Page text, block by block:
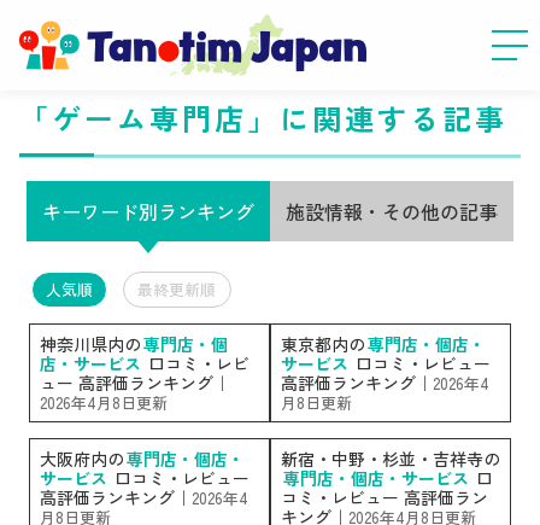
「ゲーム専門店」に関連する記事
キーワード別ランキング 施設情報・その他の記事
人気順 最終更新順
神奈川県内の専門店・個
店・サービス 口コミ・レビ
ュー 高評価ランキング｜
2026年4月8日更新
東京都内の専門店・個店・
サービス 口コミ・レビュー
高評価ランキング｜ 2026年4
月8日更新
大阪府内の専門店・個店・
サービス 口コミ・レビュー
高評価ランキング｜ 2026年4
月8日更新
新宿・中野・杉並・吉祥寺の
専門店・個店・サービス 口
コミ・レビュー 高評価ラン
キング｜ 2026年4月8日更新